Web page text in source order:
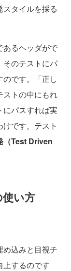
スタイルを採る
るヘッダがで
そのテストにパ
です。「正し
ストの中にもれ
にパスすれば実
です。テスト
（Test Driven
い方
め込みと目視チ
上するのです